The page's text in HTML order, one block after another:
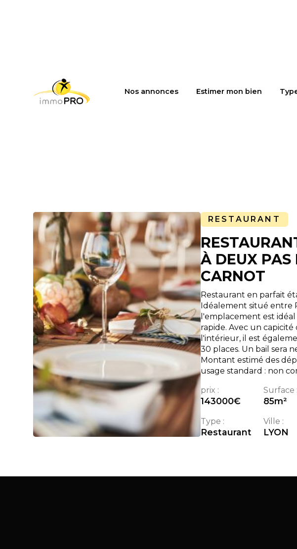
Nos annonces Estimer mon bien
RESTAURANT
À DEUX PAS
CARNOT
Restaurant en parfait
Idéalement situé entre
l'emplacement est
rapide. Avec un
l'intérieur, il est
30 places. Un bail sera
Montant estimé des
usage standard : non
prix :
143000€
Surface :
85m²
Type :
Restaurant
Ville :
LYON